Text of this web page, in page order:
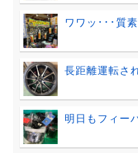
ワワッ･･･質
長距離運転さ
明日もフィー